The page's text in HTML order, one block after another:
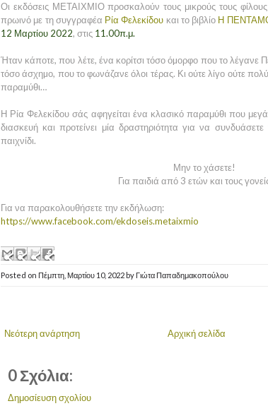
Οι εκδόσεις ΜΕΤΑΙΧΜΙΟ προσκαλούν τους μικρούς τους
πρωινό με τη συγγραφέα Ρία Φελεκίδου και το βιβλίο Η
12 Μαρτίου 2022, στις 11.00π.μ.
Ήταν κάποτε, που λέτε, ένα κορίτσι τόσο όµορφο που το λέγανε
τόσο άσχηµο, που το φωνάζανε όλοι τέρας. Κι ούτε λίγο ούτε
παραµύθι…
Η Ρία Φελεκίδου σάς αφηγείται ένα κλασικό παραμύθι που
διασκευή και προτείνει μία δραστηριότητα για να
παιχνίδι.
Μην το χάσετε!
Για παιδιά από 3 ετών και τους
Για να παρακολουθήσετε την εκδήλωση:
https://www.facebook.com/ekdoseis.metaixmio
Posted on Πέμπτη, Μαρτίου 10, 2022 by Γιώτα Παπαδημακοπούλου
Νεότερη ανάρτηση Αρχική σελίδα
0 Σχόλια:
Δημοσίευση σχολίου